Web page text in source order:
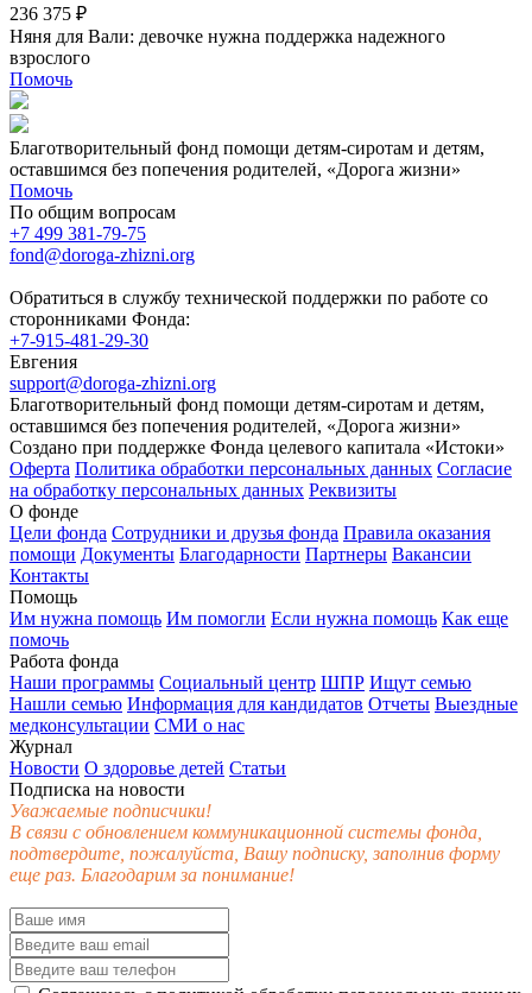
236 375 ₽
Няня для Вали: девочке нужна поддержка надежного
взрослого
Помочь
Благотворительный фонд помощи детям-сиротам и детям,
оставшимся без попечения родителей, «Дорога жизни»
Помочь
По общим вопросам
+7 499 381-79-75
fond@doroga-zhizni.org
Обратиться в службу технической поддержки по работе со
сторонниками Фонда:
+7-915-481-29-30
Евгения
support@doroga-zhizni.org
Благотворительный фонд помощи детям-сиротам и детям,
оставшимся без попечения родителей, «Дорога жизни»
Создано при поддержке Фонда целевого капитала «Истоки»
Оферта Политика обработки персональных данных Согласие
на обработку персональных данных Реквизиты
О фонде
Цели фонда Сотрудники и друзья фонда Правила оказания
помощи Документы Благодарности Партнеры Вакансии
Контакты
Помощь
Им нужна помощь Им помогли Если нужна помощь Как еще
помочь
Работа фонда
Наши программы Социальный центр ШПР Ищут семью
Нашли семью Информация для кандидатов Отчеты Выездные
медконсультации СМИ о нас
Журнал
Новости О здоровье детей Статьи
Подписка на новости
Уважаемые подписчики!
В связи с обновлением коммуникационной системы фонда,
подтвердите, пожалуйста, Вашу подписку, заполнив форму
еще раз. Благодарим за понимание!